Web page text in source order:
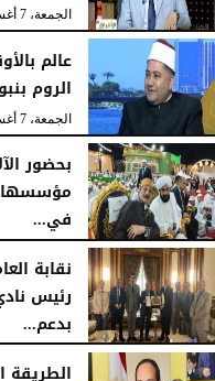
الجمعة، 7 أغسطس 2026
عالم
الروم
الجمعة، 7 أغسطس 2026
بحضور
مؤسسها
في...
الجمعة، 7 أغسطس 2026
نقابة
رئيس
بدعم...
الخميس، 6 أغسطس 2026
الطريقة